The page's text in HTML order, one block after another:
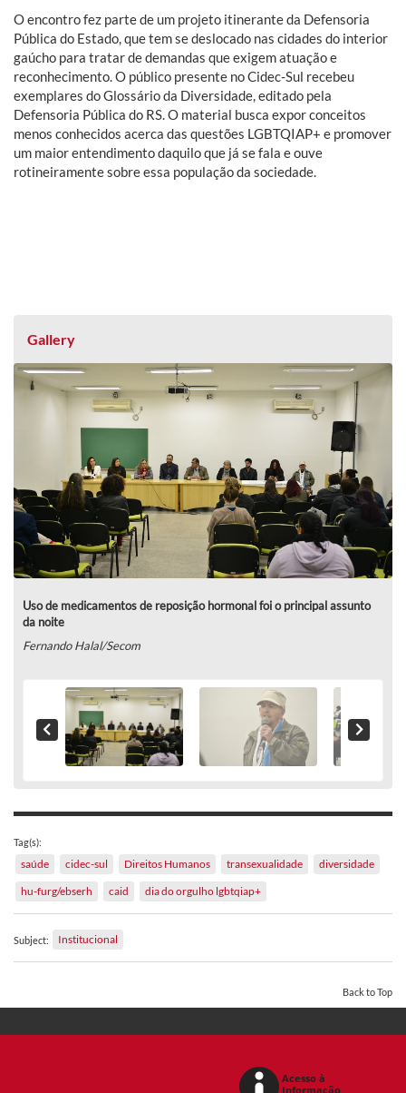
O encontro fez parte de um projeto itinerante da Defensoria
Pública do Estado, que tem se deslocado nas cidades do interior
gaúcho para tratar de demandas que exigem atuação e
reconhecimento. O público presente no Cidec-Sul recebeu
exemplares do Glossário da Diversidade, editado pela
Defensoria Pública do RS. O material busca expor conceitos
menos conhecidos acerca das questões LGBTQIAP+ e promover
um maior entendimento daquilo que já se fala e ouve
rotineiramente sobre essa população da sociedade.
Gallery
Uso de medicamentos de reposição hormonal foi o principal assunto
da noite
Fernando Halal/Secom
Tag(s):
saúde cidec-sul Direitos Humanos transexualidade
diversidade
hu-furg/ebserh
caid dia do orgulho lgbtqiap+
Subject: Institucional
Back to Top